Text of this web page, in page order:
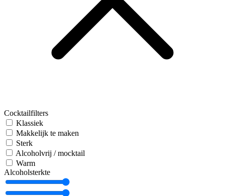
Cocktailfilters
Klassiek
Makkelijk te maken
Sterk
Alcoholvrij / mocktail
Warm
Alcoholsterkte